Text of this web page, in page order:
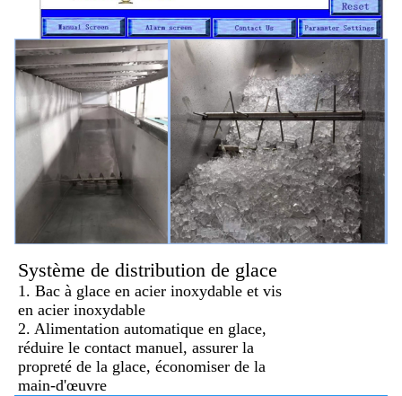
Système de distribution de glace
1. Bac à glace en acier inoxydable et vis
en acier inoxydable
2. Alimentation automatique en glace,
réduire le contact manuel, assurer la
propreté de la glace, économiser de la
main-d'œuvre